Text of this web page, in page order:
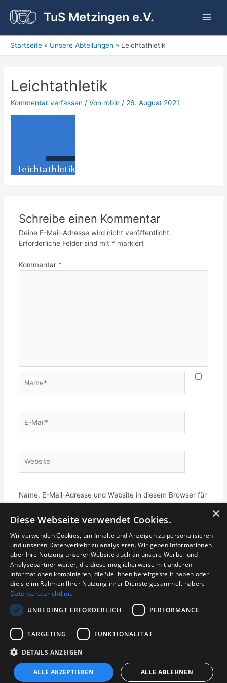
Inhalt
springen
TuS Metzingen e.V.
Startseite Unsere Abteilungen Leichtathletik
Leichtathletik
Kommentar verfassen / Von robin / 26. August 2021
Schreibe einen Kommentar
Deine E-Mail-Adresse wird nicht veröffentlicht.
Erforderliche Felder sind mit * markiert
Kommentar *
Mail*
Name, E-Mail-Adresse und Website in diesem Browser für
meinen nächsten Kommentar speichern.
Login für Abteilungen
© 2026 TuS Metzingen e.V. - Gesamtverein
Impressum|Linkverfahren | Kontakt|Datenschutz
×
Diese Webseite verwendet Cookies.
Wir verwenden Cookies, um Inhalte und Anzeigen zu personalisieren
und unseren Datenverkehr zu analysieren. Wir geben Informationen
über Ihre Nutzung unserer Website auch an unsere Werbe- und
Analysepartner weiter, die diese möglicherweise mit anderen
Informationen kombinieren, die Sie ihnen bereitgestellt haben oder
die sie im Rahmen Ihrer Nutzung ihrer Dienste gesammelt haben.
Datenschutzrichtlinie
UNBEDINGT ERFORDERLICH
PERFORMANCE
TARGETING FUNKTIONALITÄT
DETAILS ANZEIGEN
ALLE AKZEPTIEREN ALLE ABLEHNEN